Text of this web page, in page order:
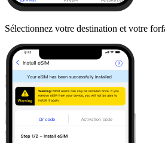
Sélectionnez votre destination et votre